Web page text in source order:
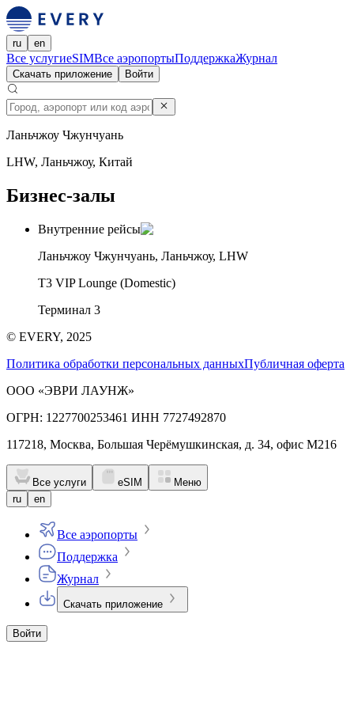
ru en
Все услугиeSIMВсе аэропортыПоддержкаЖурнал
Скачать приложение Войти
Ланьчжоу Чжунчуань
LHW, Ланьчжоу, Китай
Бизнес-залы
Внутренние рейсы
Ланьчжоу Чжунчуань, Ланьчжоу, LHW
T3 VIP Lounge (Domestic)
Терминал 3
© EVERY, 2025
Политика обработки персональных данныхПубличная оферта
ООО «ЭВРИ ЛАУНЖ»
ОГРН: 1227700253461 ИНН 7727492870
117218, Москва, Большая Черёмушкинская, д. 34, офис М216
Все услуги eSIM
Меню
ru
en
Все аэропорты
Поддержка
Журнал
Скачать приложение
Войти